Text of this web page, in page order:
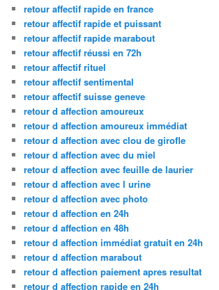
retour affectif rapide en france
retour affectif rapide et puissant
retour affectif rapide marabout
retour affectif réussi en 72h
retour affectif rituel
retour affectif sentimental
retour affectif suisse geneve
retour d affection amoureux
retour d affection amoureux immédiat
retour d affection avec clou de girofle
retour d affection avec du miel
retour d affection avec feuille de laurier
retour d affection avec l urine
retour d affection avec photo
retour d affection en 24h
retour d affection en 48h
retour d affection immédiat gratuit en 24h
retour d affection marabout
retour d affection paiement apres resultat
retour d affection rapide en 24h